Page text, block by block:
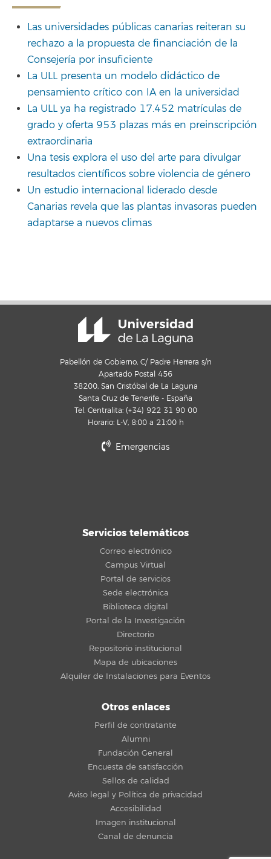
Las universidades públicas canarias reiteran su
rechazo a la propuesta de financiación de la
Consejería por insuficiente
La ULL presenta un modelo didáctico de
pensamiento crítico con IA en la universidad
La ULL ya ha registrado 17.452 matrículas de
grado y oferta 953 plazas más en preinscripción
extraordinaria
Una tesis explora el uso del arte para divulgar
resultados científicos sobre violencia de género
Un estudio internacional liderado desde
Canarias revela que las plantas invasoras pueden
adaptarse a nuevos climas
Pabellón de Gobierno, C/ Padre Herrera s/n
Apartado Postal 456
38200, San Cristóbal de La Laguna
Santa Cruz de Tenerife - España
Tel. Centralita: (+34) 922 31 90 00
Horario: L-V, 8:00 a 21:00 h
Emergencias
Servicios telemáticos
Correo electrónico
Campus Virtual
Portal de servicios
Sede electrónica
Biblioteca digital
Portal de la Investigación
Directorio
Repositorio institucional
Mapa de ubicaciones
Alquiler de Instalaciones para Eventos
Otros enlaces
Perfil de contratante
Alumni
Fundación General
Encuesta de satisfacción
Sellos de calidad
Aviso legal y Política de privacidad
Accesibilidad
Imagen institucional
Canal de denuncia